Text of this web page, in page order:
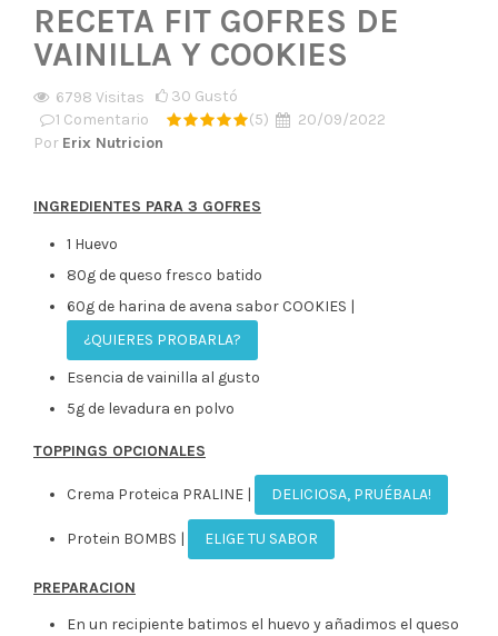
RECETA FIT GOFRES DE
VAINILLA Y COOKIES
6798 Visitas 30 Gustó
1 Comentario (5)
20/09/2022
Por Erix Nutricion
INGREDIENTES PARA 3 GOFRES
1 Huevo
80g de queso fresco batido
60g de harina de avena sabor COOKIES |
¿QUIERES PROBARLA?
Esencia de vainilla al gusto
5g de levadura en polvo
TOPPINGS OPCIONALES
Crema Proteica PRALINE | DELICIOSA, PRUÉBALA!
Protein BOMBS | ELIGE TU SABOR
PREPARACION
En un recipiente batimos el huevo y añadimos el queso